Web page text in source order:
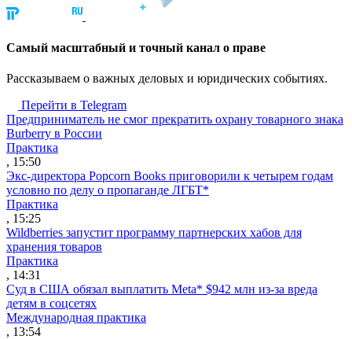
Cамый масштабный и точный канал о праве
Рассказываем о важных деловых и юридических событиях.
Перейти в Telegram
Предприниматель не смог прекратить охрану товарного знака
Burberry в России
Практика
, 15:50
Экс-директора Popcorn Books приговорили к четырем годам
условно по делу о пропаганде ЛГБТ*
Практика
, 15:25
Wildberries запустит программу партнерских хабов для
хранения товаров
Практика
, 14:31
Суд в США обязал выплатить Meta* $942 млн из-за вреда
детям в соцсетях
Международная практика
, 13:54